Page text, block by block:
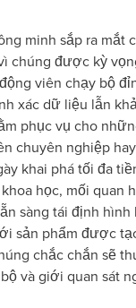
minh sắp ra mắt
chúng được kỳ
viên chạy bộ
xác dữ liệu lẫn
phục vụ cho
chuyên nghiệp
khai phá tối đa
học, mối quan
sàng tái định
sản phẩm được
chắc chắn sẽ
và giới quan sát